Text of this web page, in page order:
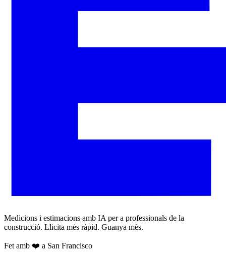
Medicions i estimacions amb IA per a professionals de la
construcció. Llicita més ràpid. Guanya més.
Fet amb ❤️ a San Francisco